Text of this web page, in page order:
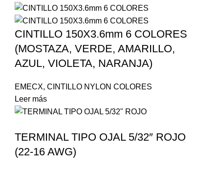
CINTILLO 150X3.6mm 6 COLORES
(MOSTAZA, VERDE, AMARILLO,
AZUL, VIOLETA, NARANJA)
EMECX, CINTILLO NYLON COLORES
Leer más
TERMINAL TIPO OJAL 5/32″ ROJO
(22-16 AWG)